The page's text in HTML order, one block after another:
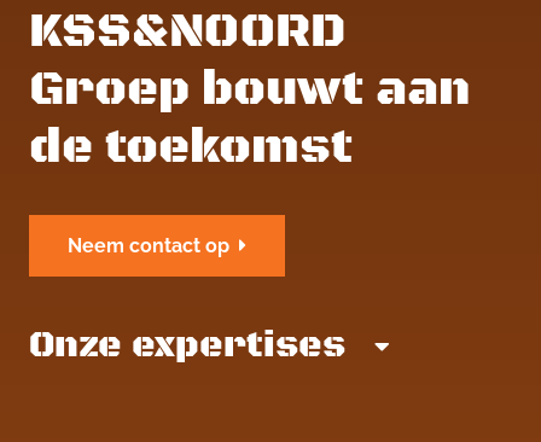
KSS&NOORD
Groep bouwt aan
de toekomst
Neem contact op
Onze expertises